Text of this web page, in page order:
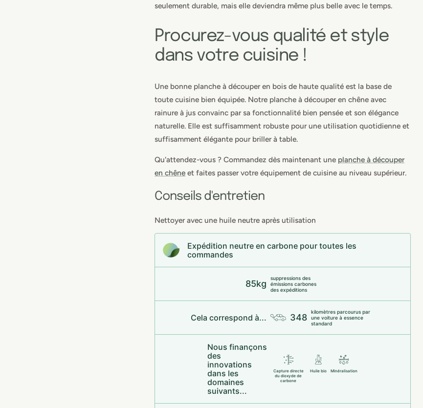
seulement durable, mais elle deviendra même plus belle avec le temps.
Procurez-vous qualité et style
dans votre cuisine !
Une bonne planche à découper en bois de haute qualité est la base de
toute cuisine bien équipée. Notre planche à découper en chêne avec
rainure à jus convainc par sa fonctionnalité bien pensée et son élégance
naturelle. Elle est suffisamment robuste pour une utilisation quotidienne et
suffisamment élégante pour briller à table.
Qu'attendez-vous ? Commandez dès maintenant une planche à découper
en chêne et faites passer votre équipement de cuisine au niveau supérieur.
Conseils d'entretien
Nettoyer avec une huile neutre après utilisation
Expédition neutre en carbone pour toutes les
commandes
85kg
suppressions des
émissions carbones
des expéditions
Cela correspond à... 348
kilomètres parcourus par
une voiture à essence
standard
Nous finançons
des
innovations
dans les
domaines
suivants...
Capture directe
du dioxyde de
carbone
Huile bio Minéralisation